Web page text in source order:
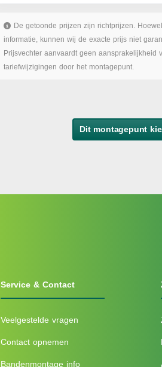
De getoonde prijzen zijn richtprijzen.
informatie, kunnen wij de exacte prijs niet
Prijsvechter aanvaardt geen aansprakelijkheid
tariefwijzigingen door het montagepunt.
Dit montagepunt
Service & Contact
Veelgestelde vragen
Contact opnemen
Bandenmontage info